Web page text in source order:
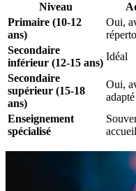
Niveau
Primaire (10-12
ans)
Oui,
Secondaire
inférieur (12-15 ans)
Idéal
Secondaire
supérieur (15-18
ans)
Oui,
adapté
Enseignement
spécialisé